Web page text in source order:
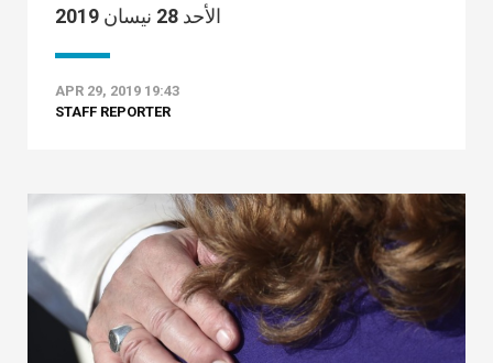
الأحد 28 نيسان 2019
APR 29, 2019 19:43
STAFF REPORTER